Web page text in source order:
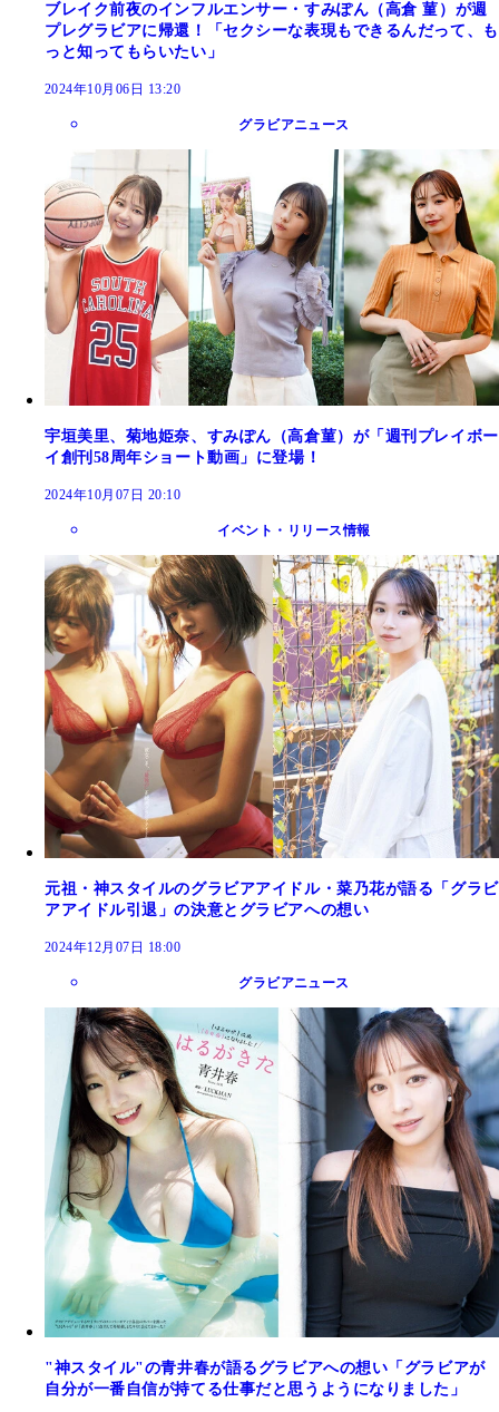
ブレイク前夜のインフルエンサー・すみぽん（高倉 菫）が週
プレグラビアに帰還！「セクシーな表現もできるんだって、も
っと知ってもらいたい」
2024年10月06日 13:20
グラビアニュース
宇垣美里、菊地姫奈、すみぽん（高倉菫）が「週刊プレイボー
イ創刊58周年ショート動画」に登場！
2024年10月07日 20:10
イベント・リリース情報
元祖・神スタイルのグラビアアイドル・菜乃花が語る「グラビ
アアイドル引退」の決意とグラビアへの想い
2024年12月07日 18:00
グラビアニュース
"神スタイル"の青井春が語るグラビアへの想い「グラビアが
自分が一番自信が持てる仕事だと思うようになりました」